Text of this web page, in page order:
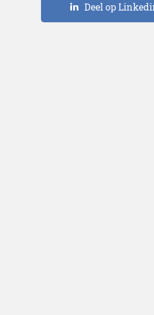
Deel op